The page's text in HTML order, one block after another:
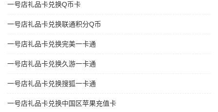
一号店礼品卡兑换Q币卡
一号店礼品卡兑换联通积分Q币
一号店礼品卡兑换完美一卡通
一号店礼品卡兑换久游一卡通
一号店礼品卡兑换搜狐一卡通
一号店礼品卡兑换中国区苹果充值卡